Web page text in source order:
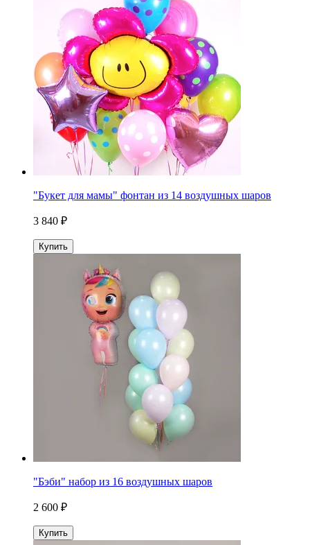
"Букет для мамы" фонтан из 14 воздушных шаров
3 840 ₽
Купить
"Бэби" набор из 16 воздушных шаров
2 600 ₽
Купить